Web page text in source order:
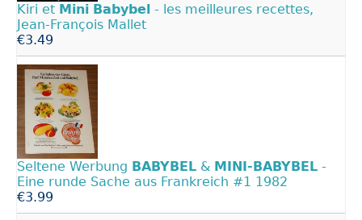
Kiri et Mini Babybel - les meilleures recettes,
Jean-François Mallet
€3.49
Seltene Werbung BABYBEL & MINI-BABYBEL -
Eine runde Sache aus Frankreich #1 1982
€3.99